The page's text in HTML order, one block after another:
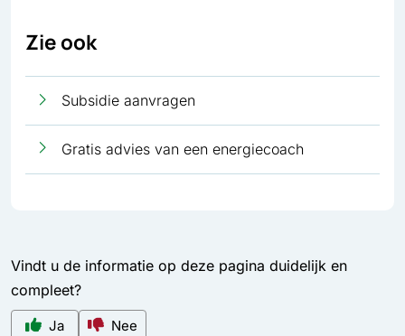
Zie ook
Subsidie aanvragen
Gratis advies van een energiecoach
Vindt u de informatie op deze pagina duidelijk en
compleet?
Ja Nee